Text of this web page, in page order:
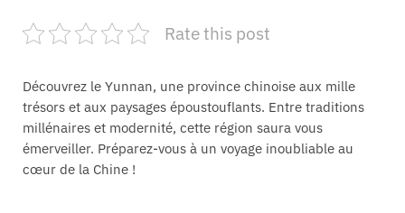
Rate this post
Découvrez le Yunnan, une province chinoise aux mille
trésors et aux paysages époustouflants. Entre traditions
millénaires et modernité, cette région saura vous
émerveiller. Préparez-vous à un voyage inoubliable au
cœur de la Chine !